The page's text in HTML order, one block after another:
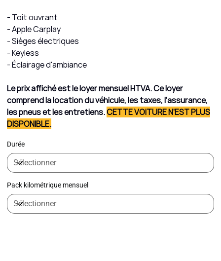
- Toit ouvrant
- Apple Carplay
- Sièges électriques
- Keyless
- Éclairage d'ambiance
Le prix affiché est le loyer mensuel HTVA. Ce loyer
comprend la location du véhicule, les taxes, l’assurance,
les pneus et les entretiens.CETTE VOITURE N'EST PLUS
DISPONIBLE.
Durée
Pack kilométrique mensuel